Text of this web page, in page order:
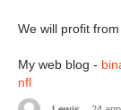
We will profit
My web blog -
nfl